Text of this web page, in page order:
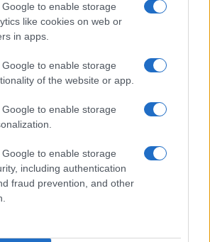
to enable storage
like cookies on web or
in apps.
to enable storage
of the website or app.
to enable storage
to enable storage
including authentication
fraud prevention, and other
način opisao stanje u državi